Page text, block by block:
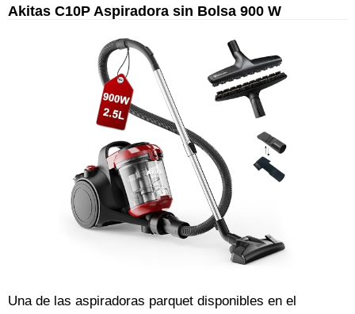
Akitas C10P Aspiradora sin Bolsa 900 W
Una de las aspiradoras parquet disponibles en el